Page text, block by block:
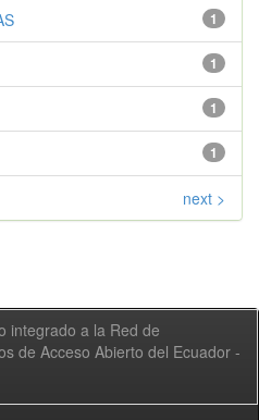
1
1
1
1
next >
integrado a la Red de
de Acceso Abierto del Ecuador -